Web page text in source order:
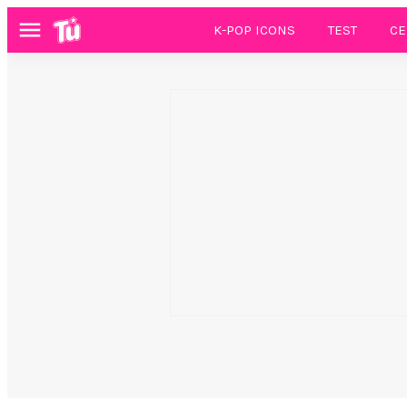
Menú K-POP ICONS TEST